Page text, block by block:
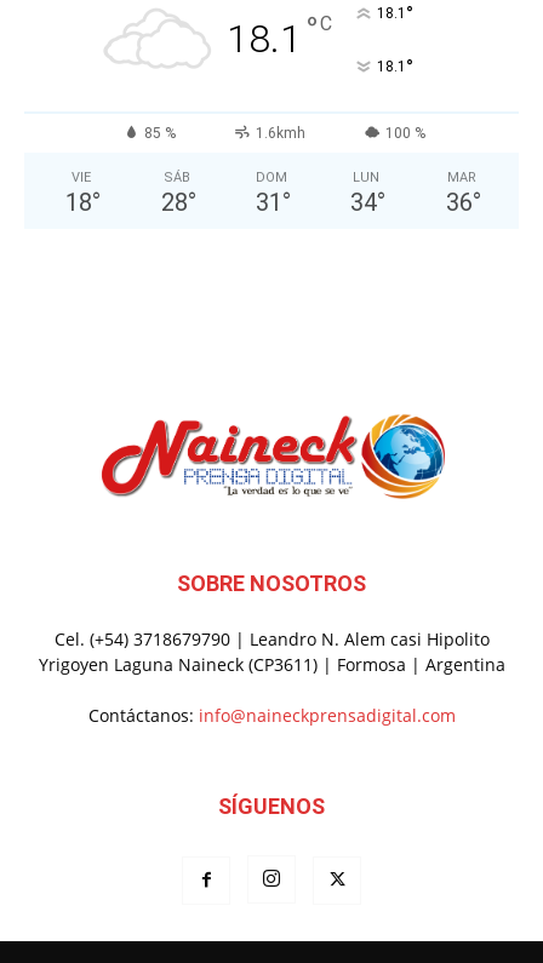
18.1 °C 18.1 °
18.1 °
85 % 1.6kmh 100 %
VIE
18°
SÁB
28°
DOM
31 °
LUN
34°
MAR
36°
SOBRE NOSOTROS
Cel. (+54) 3718679790 | Leandro N. Alem casi Hipolito
Yrigoyen Laguna Naineck (CP3611) | Formosa | Argentina
Contáctanos: info@naineckprensadigital.com
SÍGUENOS